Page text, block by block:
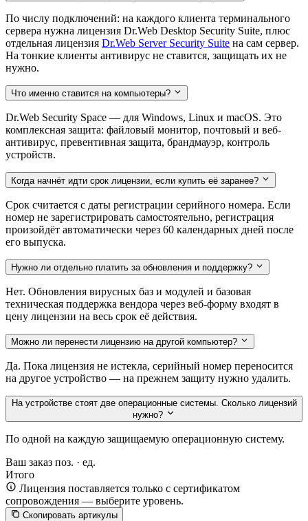
По числу подключений: на каждого клиента терминального
сервера нужна лицензия Dr.Web Desktop Security Suite, плюс
отдельная лицензия Dr.Web Server Security Suite на сам сервер.
На тонкие клиенты антивирус не ставится, защищать их не
нужно.
Что именно ставится на компьютеры?
Dr.Web Security Space — для Windows, Linux и macOS. Это
комплексная защита: файловый монитор, почтовый и веб-
антивирус, превентивная защита, брандмауэр, контроль
устройств.
Когда начнёт идти срок лицензии, если купить её заранее?
Срок считается с даты регистрации серийного номера. Если
номер не зарегистрировать самостоятельно, регистрация
произойдёт автоматически через 60 календарных дней после
его выпуска.
Нужно ли отдельно платить за обновления и поддержку?
Нет. Обновления вирусных баз и модулей и базовая
техническая поддержка вендора через веб-форму входят в
цену лицензии на весь срок её действия.
Можно ли перенести лицензию на другой компьютер?
Да. Пока лицензия не истекла, серийный номер переносится
на другое устройство — на прежнем защиту нужно удалить.
На устройстве стоят две операционные системы. Сколько лицензий
нужно?
По одной на каждую защищаемую операционную систему.
Ваш заказ поз. · ед.
Итого
Лицензия поставляется только с сертификатом
сопровождения — выберите уровень.
Скопировать артикулы